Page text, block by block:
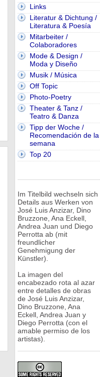
Links
Literatur & Dichtung /
Literatura & Poesía
Mitarbeiter /
Colaboradores
Mode & Design /
Moda y Diseño
Musik / Música
Off Topic
Photo-Poetry
Theater & Tanz /
Teatro & Danza
Tipp der Woche /
Recomendación de la
semana
Top 20
Im Titelbild wechseln sich
Details aus Werken von
José Luis Anzizar, Dino
Bruzzone, Ana Eckell,
Andrea Juan und Diego
Perrotta ab (mit
freundlicher
Genehmigung der
Künstler).
La imagen del
encabezado rota al azar
entre detalles de obras
de José Luis Anzizar,
Dino Bruzzone, Ana
Eckell, Andrea Juan y
Diego Perrotta (con el
amable permiso de los
artistas).